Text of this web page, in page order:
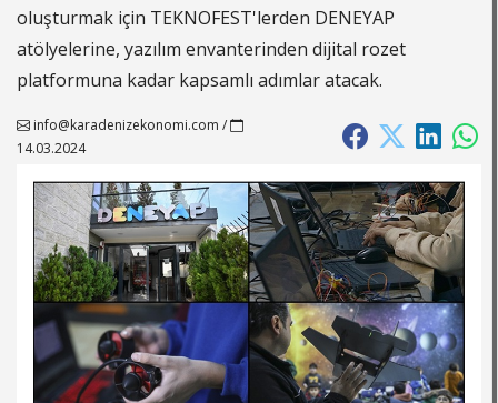
oluşturmak için TEKNOFEST'lerden DENEYAP
atölyelerine, yazılım envanterinden dijital rozet
platformuna kadar kapsamlı adımlar atacak.
info@karadenizekonomi.com /
14.03.2024